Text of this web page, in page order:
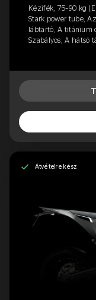
Kézifék, 75-90 kg
Stark power tube,
lábtartó, A titánium
Szabályos, A hátsó
Átvételre kész